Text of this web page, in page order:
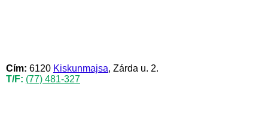
Cím: 6120 Kiskunmajsa, Zárda u. 2.
T/F: (77) 481-327